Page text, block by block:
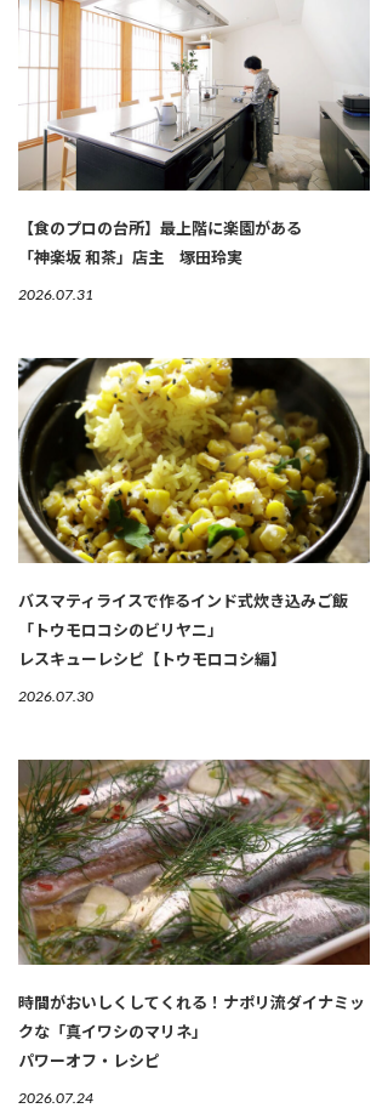
【食のプロの台所】最上階に楽園がある
「神楽坂 和茶」店主 塚田玲実
2026.07.31
バスマティライスで作るインド式炊き込みご飯
「トウモロコシのビリヤニ」
レスキューレシピ【トウモロコシ編】
2026.07.30
時間がおいしくしてくれる！ナポリ流ダイナミッ
クな「真イワシのマリネ」
パワーオフ・レシピ
2026.07.24